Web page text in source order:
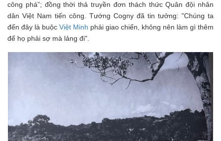
công phá”; đồng thời thả truyền đơn thách thức Quân đội nhân
dân Việt Nam tiến công. Tướng Cogny đã tin tưởng: "Chúng ta
đến đây là buộc Việt Minh phải giao chiến, không nên làm gì thêm
để họ phải sợ mà lảng đi".